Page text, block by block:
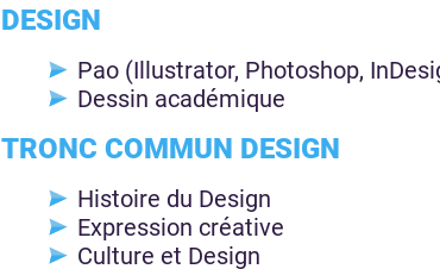
DESIGN
Pao (Illustrator, Photoshop,
Dessin académique
TRONC COMMUN DESIGN
Histoire du Design
Expression créative
Culture et Design